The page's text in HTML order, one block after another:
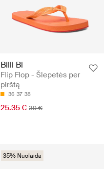
Billi Bi
Flip Flop - Šlepetės per
pirštą
36 37 38
25.35 € 39 €
35% Nuolaida